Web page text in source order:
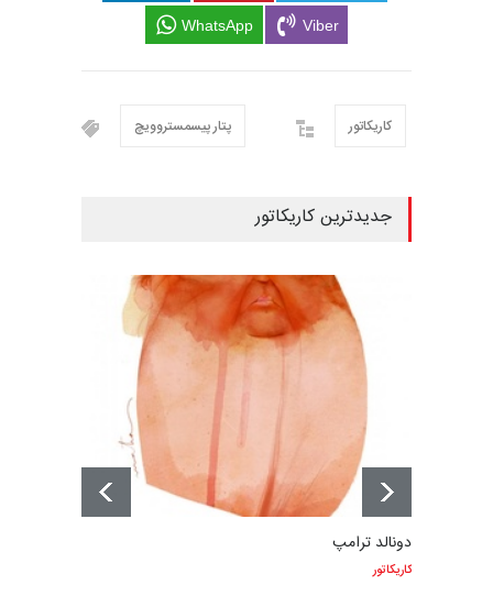
WhatsApp Viber
پتار پیسمستروویچ کاریکاتور
جدیدترین کاریکاتور
دونالد ترامپ
کاریکاتور